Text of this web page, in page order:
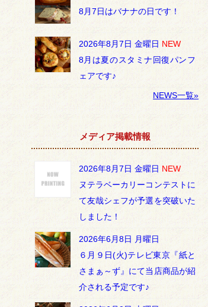
8月7日はバナナの日です！
2026年8月7日 金曜日 NEW
8月は夏のスタミナ回復パンフ
ェアです♪
NEWS一覧»
メディア掲載情報
2026年8月7日 金曜日 NEW
ヌテラベーカリーコンテストに
て友哉シェフが予選を突破いた
しました！
2026年6月8日 月曜日
６月９日(火)テレビ東京『紙と
さまぁ～ず』にて当店商品が紹
介される予定です♪